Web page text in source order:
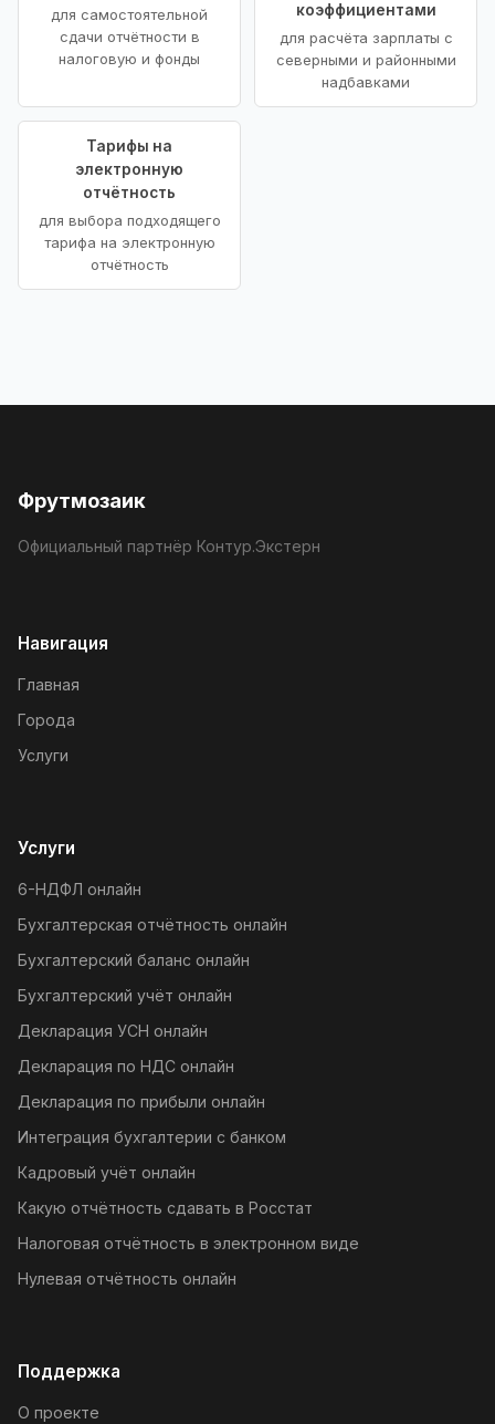
для самостоятельной
сдачи отчётности в
налоговую и фонды
коэффициентами
для расчёта зарплаты с
северными и районными
надбавками
Тарифы на
электронную
отчётность
для выбора подходящего
тарифа на электронную
отчётность
Фрутмозаик
Официальный партнёр Контур.Экстерн
Навигация
Главная
Города
Услуги
Услуги
6-НДФЛ онлайн
Бухгалтерская отчётность онлайн
Бухгалтерский баланс онлайн
Бухгалтерский учёт онлайн
Декларация УСН онлайн
Декларация по НДС онлайн
Декларация по прибыли онлайн
Интеграция бухгалтерии с банком
Кадровый учёт онлайн
Какую отчётность сдавать в Росстат
Налоговая отчётность в электронном виде
Нулевая отчётность онлайн
Поддержка
О проекте